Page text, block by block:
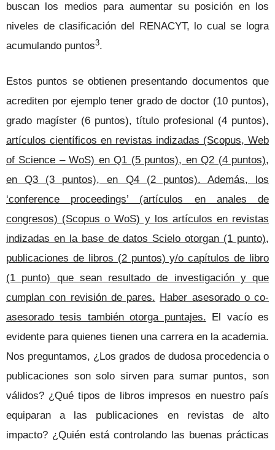
buscan los medios para aumentar su posición en los
niveles de clasificación del RENACYT, lo cual se logra
acumulando puntos3.
Estos puntos se obtienen presentando documentos que
acrediten por ejemplo tener grado de doctor (10 puntos),
grado magíster (6 puntos), título profesional (4 puntos),
artículos científicos en revistas indizadas (Scopus, Web
of Science – WoS) en Q1 (5 puntos), en Q2 (4 puntos),
en Q3 (3 puntos), en Q4 (2 puntos). Además, los
‘conference proceedings’ (artículos en anales de
congresos) (Scopus o WoS) y los artículos en revistas
indizadas en la base de datos Scielo otorgan (1 punto),
publicaciones de libros (2 puntos) y/o capítulos de libro
(1 punto) que sean resultado de investigación y que
cumplan con revisión de pares. Haber asesorado o co-
asesorado tesis también otorga puntajes. El vacío es
evidente para quienes tienen una carrera en la academia.
Nos preguntamos, ¿Los grados de dudosa procedencia o
publicaciones son solo sirven para sumar puntos, son
válidos? ¿Qué tipos de libros impresos en nuestro país
equiparan a las publicaciones en revistas de alto
impacto? ¿Quién está controlando las buenas prácticas